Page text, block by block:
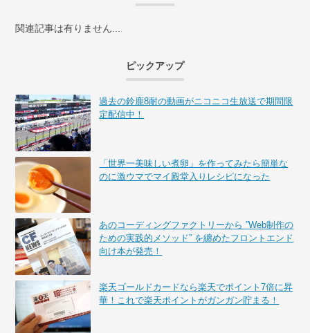
関連記事は有りません...
ピックアップ
過去の鈴鹿8耐の動画がニコニコ生放送で期間限
定配信中！
「世界一美味しい煮卵」を作ってみたら簡単な
のに激ウマでマイ殿堂入りレシピになった
あのコーディングファクトリーから ”Web制作の
ための実践的メソッド” を纏めたフロントエンド
向け本が発売！
楽天ゴールドカードなら楽天でポイント7倍に昇
華！これで楽天ポイントがガンガン貯まる！